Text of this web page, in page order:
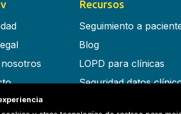
y condiciones
Recursos
Seguimiento a
Blog
LOPD para clínicas
Seguridad datos